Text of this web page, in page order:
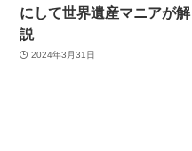
にして世界遺産マニアが解
説
2024年3月31日